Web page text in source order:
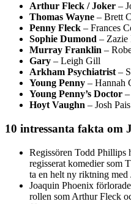
Arthur Fleck / Joker –
Thomas Wayne – Brett
Penny Fleck – Frances
Sophie Dumond – Zazie
Murray Franklin –
Gary – Leigh Gill
Arkham Psychiatrist –
Young Penny – Hannah
Young Penny’s Doctor
Hoyt Vaughn – Josh Pais
10 intressanta fakta om
Regissören Todd Phillips
regisserat komedier som
ta en helt ny riktning med
Joaquin Phoenix
rollen som Arthur Fleck